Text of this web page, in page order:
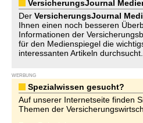
VersicherungsJournal
Der VersicherungsJournal
Ihnen einen noch besseren
Informationen der
für den Medienspiegel die
interessanten Artikeln durchsucht.
WERBUNG
Spezialwissen gesucht?
Auf unserer Internetseite finden
Themen der